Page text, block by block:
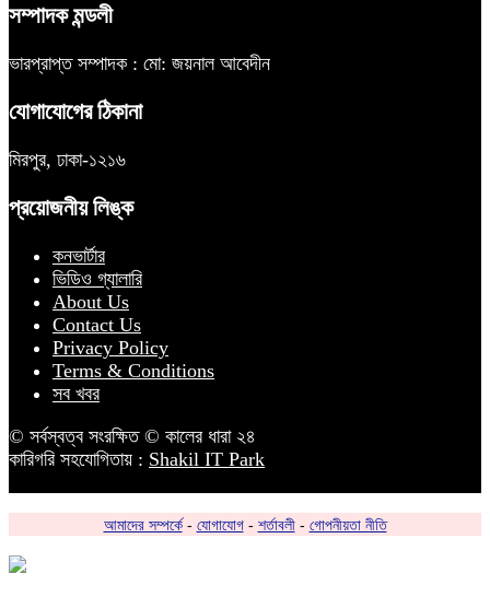
সম্পাদক মন্ডলী
ভারপ্রাপ্ত সম্পাদক : মো: জয়নাল আবেদীন
যোগাযোগের ঠিকানা
মিরপুর, ঢাকা-১২১৬
প্রয়োজনীয় লিঙ্ক
কনভার্টার
ভিডিও গ্যালারি
About Us
Contact Us
Privacy Policy
Terms & Conditions
সব খবর
© সর্বস্বত্ব সংরক্ষিত © কালের ধারা ২৪
কারিগরি সহযোগিতায় : Shakil IT Park
আমাদের সম্পর্কে- যোগাযোগ- শর্তাবলী- গোপনীয়তা নীতি